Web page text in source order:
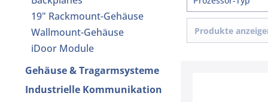
19" Rackmount-Gehäuse
Wallmount-Gehäuse
iDoor Module
Gehäuse & Tragarmsysteme
Industrielle Kommunikation
Produkte